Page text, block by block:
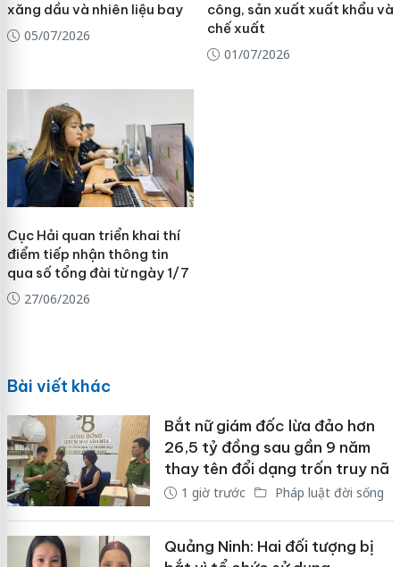
xăng dầu và nhiên liệu bay
05/07/2026
công, sản xuất xuất khẩu và
chế xuất
01/07/2026
Cục Hải quan triển khai thí
điểm tiếp nhận thông tin
qua số tổng đài từ ngày 1/7
27/06/2026
Bài viết khác
Bắt nữ giám đốc lừa đảo hơn
26,5 tỷ đồng sau gần 9 năm
thay tên đổi dạng trốn truy nã
1 giờ trước Pháp luật đời sống
Quảng Ninh: Hai đối tượng bị